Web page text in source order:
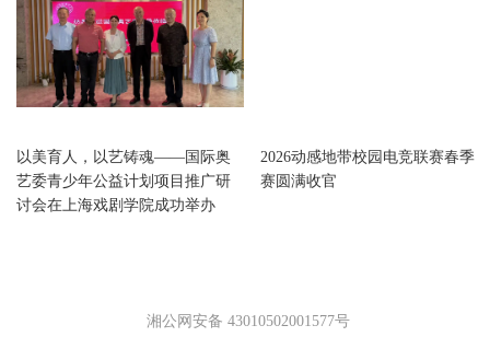
以美育人，以艺铸魂——国际奥
艺委青少年公益计划项目推广研
讨会在上海戏剧学院成功举办
2026动感地带校园电竞联赛春季
赛圆满收官
湘公网安备 43010502001577号